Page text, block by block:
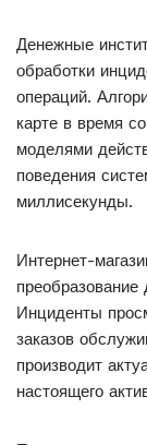
Денежные
обработки
операций.
карте в время
моделями
поведения
миллисекунды.
Интернет-
Инциденты
заказов
производит
настоящего